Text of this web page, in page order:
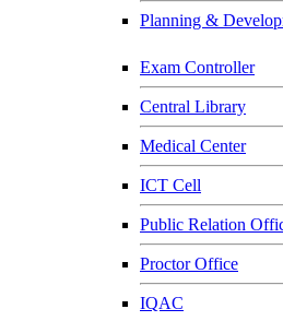
Planning &
Exam Controller
Central Library
Medical Center
ICT Cell
Public Relation
Proctor Office
IQAC